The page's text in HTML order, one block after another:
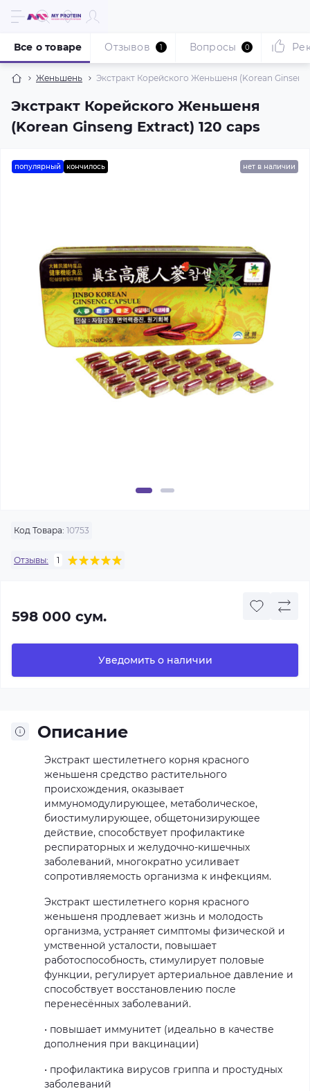
Женьшень Экстракт Корейского Женьшеня (Korean Ginseng
Экстракт Корейского Женьшеня
(Korean Ginseng Extract) 120 caps
Все о товаре Отзывов 1 Вопросы 0
популярный кончилось нет в наличии
Код Товара: 10753
Отзывы: 1
598 000 сум.
Уведомить о наличии
Описание
Экстракт шестилетнего корня красного
женьшеня средство растительного
происхождения, оказывает
иммуномодулирующее, метаболическое,
биостимулирующее, общетонизирующее
действие, способствует профилактике
респираторных и желудочно-кишечных
заболеваний, многократно усиливает
сопротивляемость организма к инфекциям.
Экстракт шестилетнего корня красного
женьшеня продлевает жизнь и молодость
организма, устраняет симптомы физической и
умственной усталости, повышает
работоспособность, стимулирует половые
функции, регулирует артериальное давление и
способствует восстановлению после
перенесённых заболеваний.
• повышает иммунитет (идеально в качестве
дополнения при вакцинации)
• профилактика вирусов гриппа и простудных
заболеваний